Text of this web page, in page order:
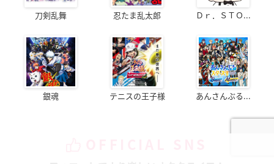
刀剣乱舞 忍たま乱太郎 Ｄｒ．ＳＴＯ...
銀魂 テニスの王子様 あんさんぶる...